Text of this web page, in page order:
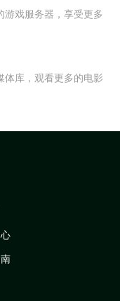
戏服务器，享受更多
体库，观看更多的电影